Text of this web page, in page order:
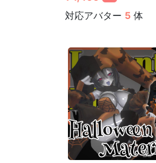
対応アバター 5 体